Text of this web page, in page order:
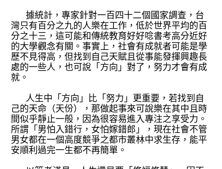
據統計，專家針對一百四十二個國家調查，台
灣只有百分之九的人樂在工作，低於世界平均的百
分之十三，這可能和傳統教育好好唸書考高分近好
的大學觀念有關。事實上，社會有成就者可能是學
歷不見得高，但找到自己天賦且從事能發揮興趣長
處的一些人，也可說「方向」對了，努力才會有成
就。
人生中「方向」比「努力」更重要，若找到自
己的天命（天份），那做起事來可說樂在其中且時
間似乎靜止一般，因為很容易進入專注之享受力。
所謂「男怕入錯行，女怕嫁錯郎」，現在社會不管
男女都在一個高度競爭之都市叢林中求生存，能平
安順利過完一生都不再簡單。